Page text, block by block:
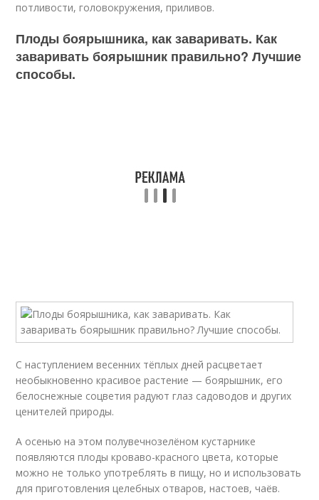
потливости, головокружения, приливов.
Плоды боярышника, как заваривать. Как
заваривать боярышник правильно? Лучшие
способы.
С наступлением весенних тёплых дней расцветает
необыкновенно красивое растение — боярышник, его
белоснежные соцветия радуют глаз садоводов и других
ценителей природы.
А осенью на этом полувечнозелёном кустарнике
появляются плоды кроваво-красного цвета, которые
можно не только употреблять в пищу, но и использовать
для приготовления целебных отваров, настоев, чаёв.